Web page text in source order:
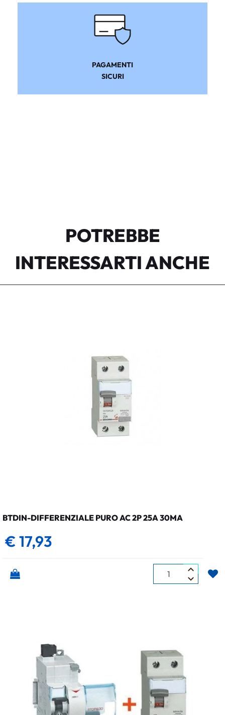
PAGAMENTI
SICURI
POTREBBE
INTERESSARTI ANCHE
BTDIN-DIFFERENZIALE PURO AC 2P 25A 30MA
€ 17,93
Quantità